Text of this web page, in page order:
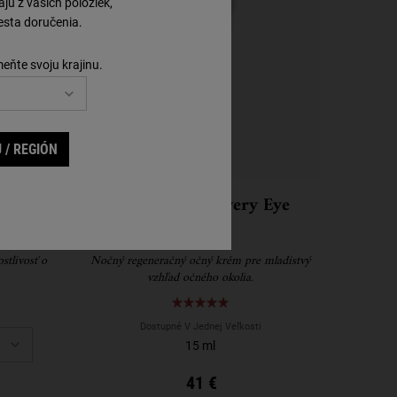
o
Midnight Recovery Eye
Nočný regeneračný očný krém pre mladistvý
vzhľad očného okolia.
Dostupné V Jednej Veľkosti
15 ml
41 €
doručenia.
svoju krajinu.
REGIÓN